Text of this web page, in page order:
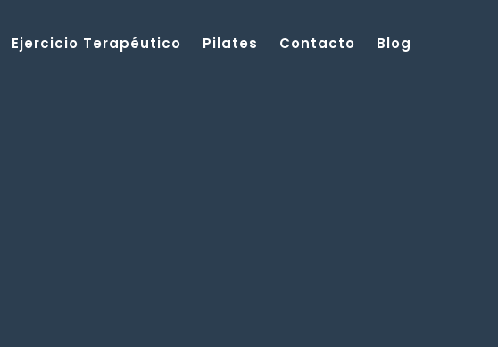
Ejercicio Terapéutico Pilates Contacto Blog